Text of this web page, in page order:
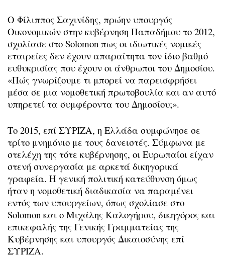
Ο Φίλιππος Σαχινίδης, πρώην υπουργός
Οικονομικών στην κυβέρνηση Παπαδήμου το 2012,
σχολίασε στο Solomon πως οι ιδιωτικές νομικές
εταιρείες δεν έχουν απαραίτητα τον ίδιο βαθμό
ευθυκρισίας που έχουν οι άνθρωποι του Δημοσίου.
«Πώς γνωρίζουμε τι μπορεί να παρεισφρήσει
μέσα σε μια νομοθετική πρωτοβουλία και αν αυτό
υπηρετεί τα συμφέροντα του Δημοσίου;».
Το 2015, επί ΣΥΡΙΖΑ, η Ελλάδα συμφώνησε σε
τρίτο μνημόνιο με τους δανειστές. Σύμφωνα με
στελέχη της τότε κυβέρνησης, οι Ευρωπαίοι είχαν
στενή συνεργασία με αρκετά δικηγορικά
γραφεία. Η γενική πολιτική κατεύθυνση όμως
ήταν η νομοθετική διαδικασία να παραμένει
εντός των υπουργείων, όπως σχολίασε στο
Solomon και ο Μιχάλης Καλογήρου, δικηγόρος και
επικεφαλής της Γενικής Γραμματείας της
Κυβέρνησης και υπουργός Δικαιοσύνης επί
ΣΥΡΙΖΑ.